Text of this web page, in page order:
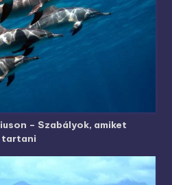
– Szabályok, amiket
tartani